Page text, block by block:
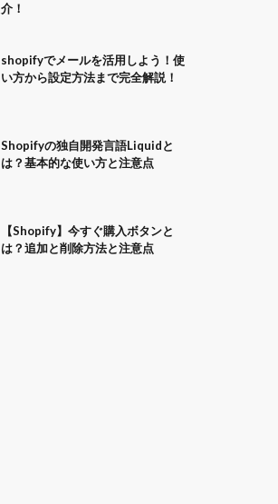
介！
shopifyでメールを活用しよう！使
い方から設定方法まで完全解説！
Shopifyの独自開発言語Liquidと
は？基本的な使い方と注意点
【Shopify】今すぐ購入ボタンと
は？追加と削除方法と注意点